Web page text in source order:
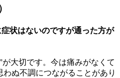
状はないのですが通った方が
大切です。今は痛みがなくて
ぬ不調につながることがあり